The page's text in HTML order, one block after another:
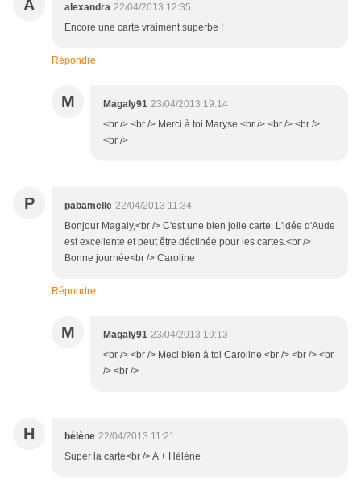
A alexandra 22/04/2013 12:35
Encore une carte vraiment superbe !
Répondre
M Magaly91 23/04/2013 19:14
<br /> <br /> Merci à toi Maryse <br /> <br /> <br />
<br />
P pabamelle 22/04/2013 11:34
Bonjour Magaly,<br /> C'est une bien jolie carte. L'idée d'Aude
est excellente et peut être déclinée pour les cartes.<br />
Bonne journée<br /> Caroline
Répondre
M Magaly91 23/04/2013 19:13
<br /> <br /> Meci bien à toi Caroline <br /> <br /> <br
/> <br />
H hélène 22/04/2013 11:21
Super la carte<br /> A + Hélène